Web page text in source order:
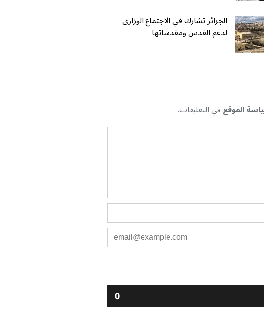
الجزائر تشارك في الاجتماع الوزاري
لدعم القدس ومقدساتها
الموقعفي التعليقات.
0